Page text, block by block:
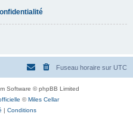
Fuseau horaire sur UTC
Software © phpBB Limited
©Miles Cellar
| Conditions